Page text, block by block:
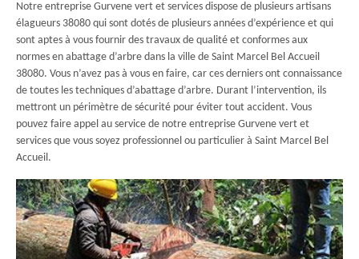
Notre entreprise Gurvene vert et services dispose de plusieurs artisans
élagueurs 38080 qui sont dotés de plusieurs années d’expérience et qui
sont aptes à vous fournir des travaux de qualité et conformes aux
normes en abattage d’arbre dans la ville de Saint Marcel Bel Accueil
38080. Vous n’avez pas à vous en faire, car ces derniers ont connaissance
de toutes les techniques d’abattage d’arbre. Durant l’intervention, ils
mettront un périmètre de sécurité pour éviter tout accident. Vous
pouvez faire appel au service de notre entreprise Gurvene vert et
services que vous soyez professionnel ou particulier à Saint Marcel Bel
Accueil.